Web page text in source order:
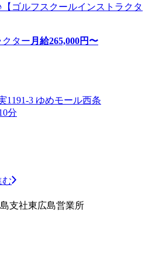
ゴルフスクールインストラクタ
クター 月給265,000円〜
1191-3 ゆめモール西条
分
む
支社東広島営業所